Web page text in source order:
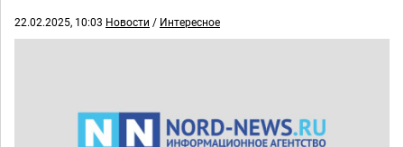
22.02.2025, 10:03 Новости / Интересное